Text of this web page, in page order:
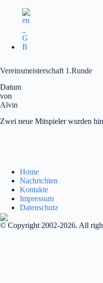
Vereinsmeisterschaft 1.Runde
Datum
von
Alvin
Zwei neue Mitspieler wurden
Home
Nachrichten
Kontakte
Impressum
Datenschutz
© Copyright 2002-2026. All